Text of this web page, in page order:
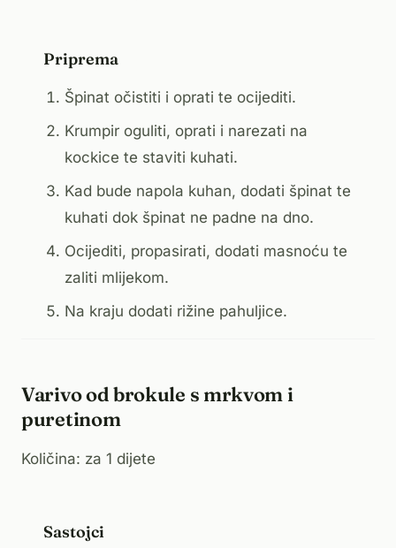
Priprema
Špinat očistiti i oprati te ocijediti.
Krumpir oguliti, oprati i narezati na
kockice te staviti kuhati.
Kad bude napola kuhan, dodati špinat te
kuhati dok špinat ne padne na dno.
Ocijediti, propasirati, dodati masnoću te
zaliti mlijekom.
Na kraju dodati rižine pahuljice.
Varivo od brokule s mrkvom i
puretinom
Količina: za 1 dijete
Sastojci